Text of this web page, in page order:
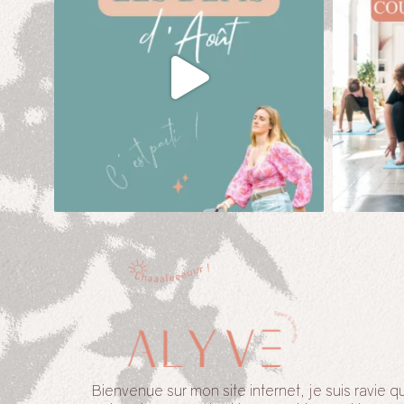
Bienvenue sur mon site internet, je suis ravie